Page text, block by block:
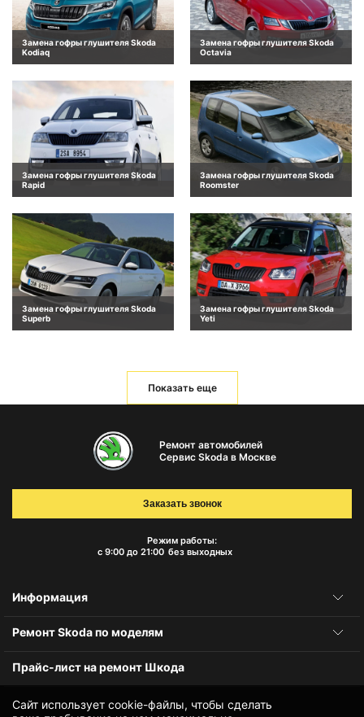
Замена гофры глушителя Skoda
Kodiaq
Замена гофры глушителя Skoda
Octavia
Замена гофры глушителя Skoda
Rapid
Замена гофры глушителя Skoda
Roomster
Замена гофры глушителя Skoda
Superb
Замена гофры глушителя Skoda
Yeti
Показать еще
Сайт использует cookie-файлы, чтобы сделать
Ремонт автомобилей
Сервис Skoda в Москве
Режим работы:
с 9:00 до 21:00 без выходных
Заказать звонок
Информация
Ремонт Skoda по моделям
Прайс-лист на ремонт Шкода